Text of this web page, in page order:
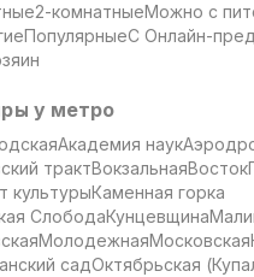
2-комнатныеМожно с
ПопулярныеС Онлайн-
у метро
Академия наук
трактВокзальнаяВосток
культурыКаменная горка
СлободаКунцевщина
МолодежнаяМосковская
садОктябрьская